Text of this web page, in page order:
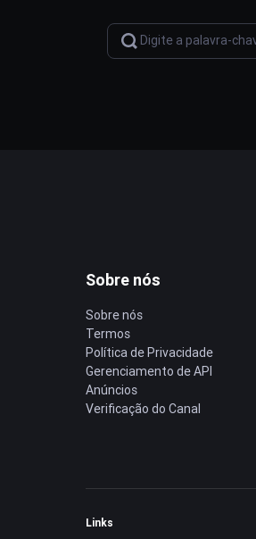
Sobre nós
Sobre nós
Termos
Política de Privacidade
Gerenciamento de API
Anúncios
Verificação do Canal
Links